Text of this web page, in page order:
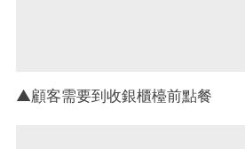
▲顧客需要到收銀櫃檯前點餐